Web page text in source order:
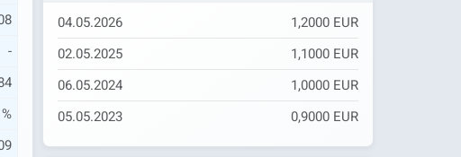
-
04.05.2026
1,2000 EUR
02.05.2025
1,1000 EUR
06.05.2024
1,0000 EUR
05.05.2023
0,9000 EUR